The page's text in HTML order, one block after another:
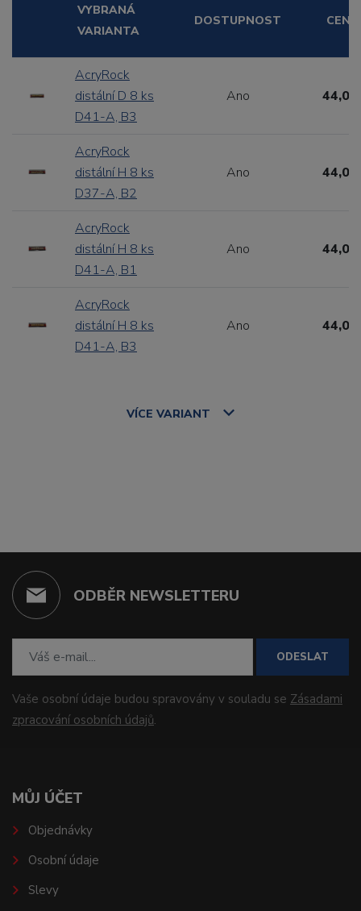
VYBRANÁ
VARIANTA
DOSTUPNOST CENA
AcryRock
distální D 8 ks
D41-A, B3
Ano 44,00
AcryRock
distální H 8 ks
D37-A, B2
Ano 44,00
AcryRock
distální H 8 ks
D41-A, B1
Ano 44,00
AcryRock
distální H 8 ks
D41-A, B3
Ano 44,00
VÍCE VARIANT
ODBĚR NEWSLETTERU
ODESLAT
Vaše osobní údaje budou spravovány v souladu se Zásadami
zpracování osobních údajů.
MŮJ ÚČET
Objednávky
Osobní údaje
Slevy